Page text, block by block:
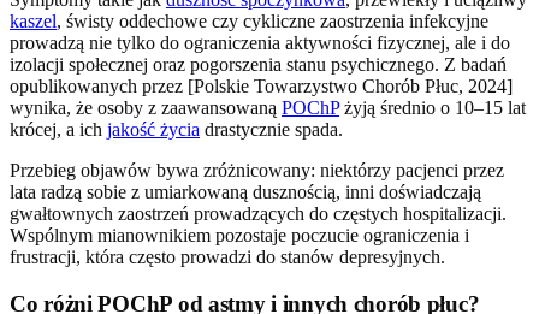
kaszel, świsty oddechowe czy cykliczne zaostrzenia infekcyjne
prowadzą nie tylko do ograniczenia aktywności fizycznej, ale i do
izolacji społecznej oraz pogorszenia stanu psychicznego. Z badań
opublikowanych przez [Polskie Towarzystwo Chorób Płuc, 2024]
wynika, że osoby z zaawansowaną POChPżyją średnio o 10–15 lat
krócej, a ich jakość życia drastycznie spada.
Przebieg objawów bywa zróżnicowany: niektórzy pacjenci przez
lata radzą sobie z umiarkowaną dusznością, inni doświadczają
gwałtownych zaostrzeń prowadzących do częstych hospitalizacji.
Wspólnym mianownikiem pozostaje poczucie ograniczenia i
frustracji, która często prowadzi do stanów depresyjnych.
Co różni POChP od astmy i innych chorób płuc?